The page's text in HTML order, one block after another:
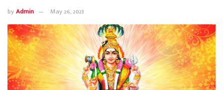
byAdmin May 26, 2023